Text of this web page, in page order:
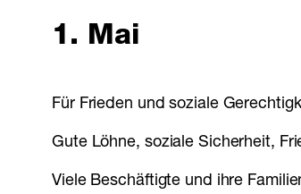
1. Mai
Für Frieden und soziale
Gute Löhne, soziale Sicherheit,
Viele Beschäftigte und ihre